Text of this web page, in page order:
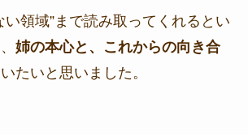
い領域”まで読み取ってくれるとい
姉の本心と、これからの向き合
たいと思いました。